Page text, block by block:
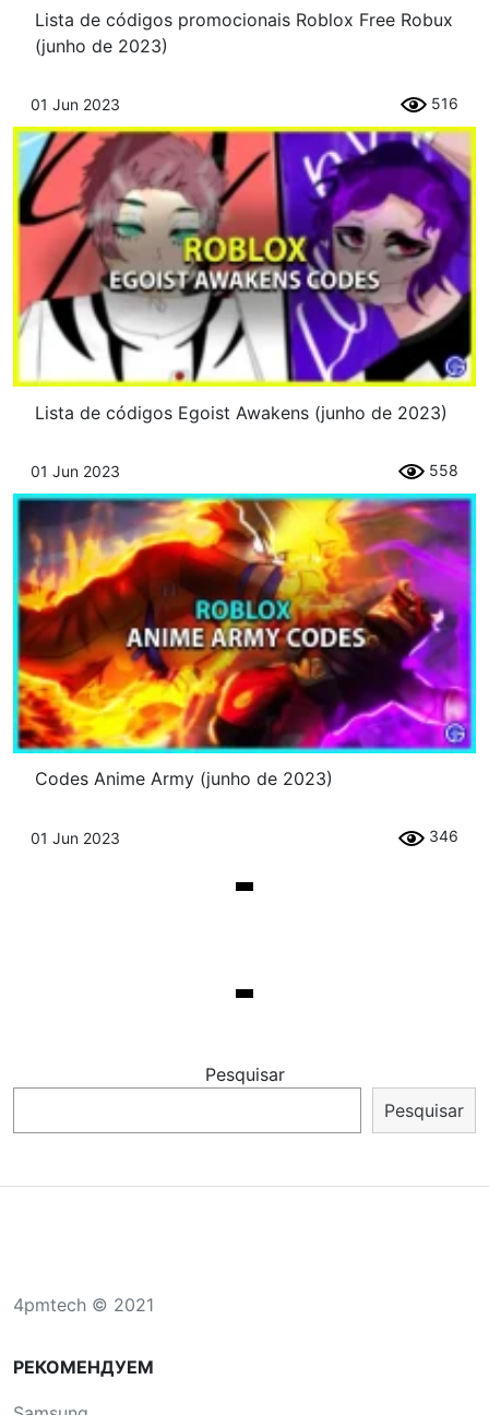
Lista de códigos promocionais Roblox Free Robux
(junho de 2023)
01 Jun 2023 516
Lista de códigos Egoist Awakens (junho de 2023)
01 Jun 2023 558
Codes Anime Army (junho de 2023)
01 Jun 2023 346
Pesquisar
Pesquisar
4pmtech © 2021
РЕКОМЕНДУЕМ